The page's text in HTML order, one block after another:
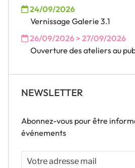
24/09/2026
Vernissage Galerie 3.1
26/09/2026 > 27/09/2026
Ouverture des ateliers au
NEWSLETTER
Abonnez-vous pour être
événements
Votre